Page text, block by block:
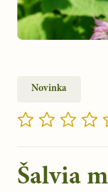
Novinka
Šalvia